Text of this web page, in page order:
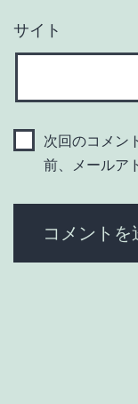
サイト
次回のコメン
前、メールア